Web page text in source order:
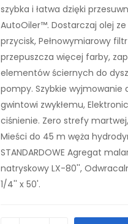
szybka i łatwa dzięki
AutoOiler™. Dostarczaj olej
przycisk, Pełnowymiarowy
przepuszcza więcej farby,
elementów ściernych do
pompy. Szybkie wyjmowanie
gwintowi zwykłemu,
ciśnienie. Zero strefy
Mieści do 45 m węża
STANDARDOWE Agregat
natryskowy LX-80'',
1/4'' x 50'.